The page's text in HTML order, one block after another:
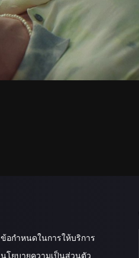
ข้อกำหนดในการให้บริการ
นโยบายความเป็นส่วนตัว